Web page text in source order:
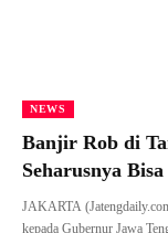
NEWS
Banjir Rob di
Seharusnya
JAKARTA
kepada Gubernur Jawa